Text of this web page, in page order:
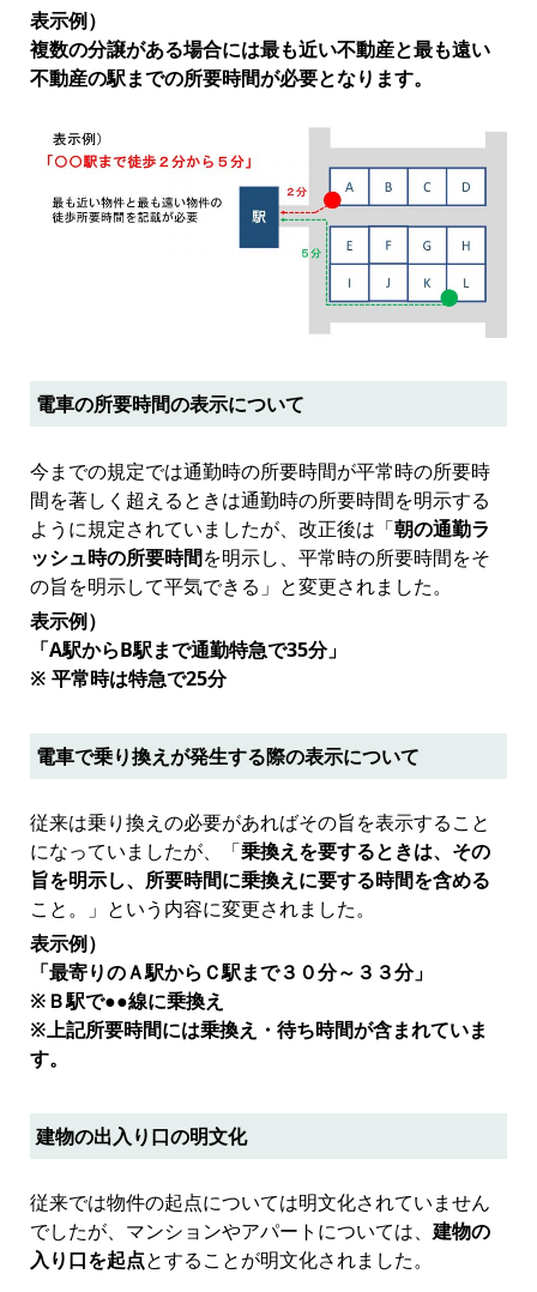
表示例）
複数の分譲がある場合には最も近い不動産と最も遠い
不動産の駅までの所要時間が必要となります。
電車の所要時間の表示について
今までの規定では通勤時の所要時間が平常時の所要時
間を著しく超えるときは通勤時の所要時間を明示する
ように規定されていましたが、改正後は「朝の通勤ラ
ッシュ時の所要時間を明示し、平常時の所要時間をそ
の旨を明示して平気できる」と変更されました。
表示例）
「A駅からB駅まで通勤特急で35分」
※ 平常時は特急で25分
電車で乗り換えが発生する際の表示について
従来は乗り換えの必要があればその旨を表示すること
になっていましたが、「乗換えを要するときは、その
旨を明示し、所要時間に乗換えに要する時間を含める
こと。」という内容に変更されました。
表示例）
「最寄りのＡ駅からＣ駅まで３０分～３３分」
※Ｂ駅で●●線に乗換え
※上記所要時間には乗換え・待ち時間が含まれていま
す。
建物の出入り口の明文化
従来では物件の起点については明文化されていません
でしたが、マンションやアパートについては、 建物の
入り口を起点とすることが明文化されました。